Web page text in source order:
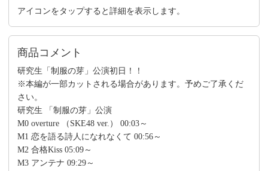
アイコンをタップすると詳細を表示します。
商品コメント
研究生「制服の芽」公演初日！！
※本編が一部カットされる場合があります。予めご了承くだ
さい。
研究生 「制服の芽」公演
M0 overture （SKE48 ver.） 00:03～
M1 恋を語る詩人になれなくて 00:56～
M2 合格Kiss 05:09～
M3 アンテナ 09:29～